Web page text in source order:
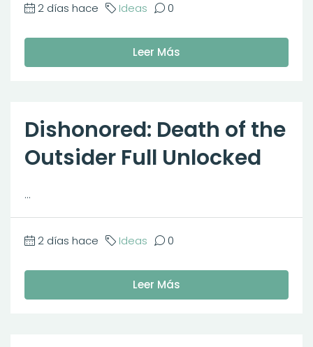
2 días hace Ideas 0
Leer Más
Dishonored: Death of the
Outsider Full Unlocked
...
2 días hace Ideas 0
Leer Más